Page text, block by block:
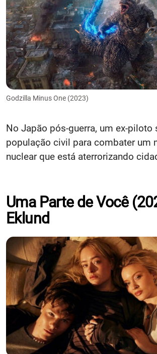
Godzilla Minus One (2023)
No Japão pós-guerra, um ex-piloto
população civil para combater um
nuclear que está aterrorizando
Uma Parte de Você
Eklund